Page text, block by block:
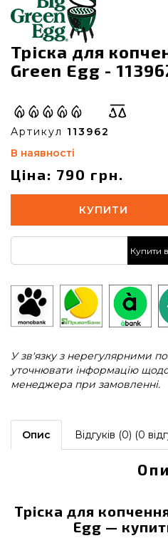
Тріска для
Green Egg -
Артикул 113962
В наявності
Ціна: 790 грн.
КУПИТИ
Купити в
У зв'язку з нерегулярними
уточнювати інформацію
менеджера при замовленні.
Опис Відгуків (0) (0
Тріска для
Egg —